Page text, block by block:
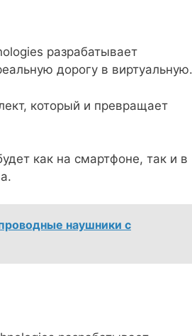
разрабатывает
дорогу в виртуальную.
который и превращает
как на смартфоне, так и в
наушники с